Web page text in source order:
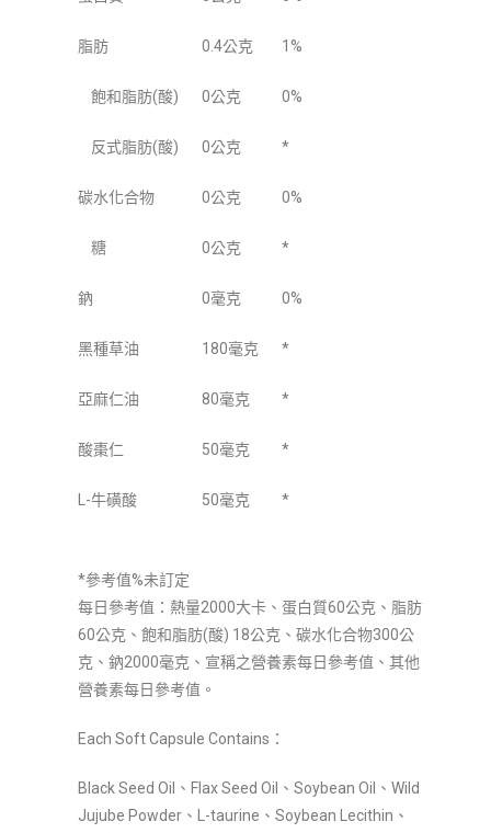
脂肪 0.4公克 1%
飽和脂肪(酸) 0公克 0%
反式脂肪(酸) 0公克 *
碳水化合物 0公克 0%
糖 0公克 *
鈉 0毫克 0%
黑種草油 180毫克 *
亞麻仁油 80毫克 *
酸棗仁 50毫克 *
L-牛磺酸 50毫克 *
*參考值%未訂定
每日參考值：熱量2000大卡、蛋白質60公克、脂肪
60公克、飽和脂肪(酸) 18公克、碳水化合物300公
克、鈉2000毫克、宣稱之營養素每日參考值、其他
營養素每日參考值。
Each Soft Capsule Contains：
Black Seed Oil、Flax Seed Oil、Soybean Oil、Wild
Jujube Powder、L-taurine、Soybean Lecithin、